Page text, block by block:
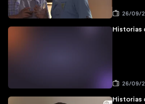
26/09/
Historias
26/09/
Historias